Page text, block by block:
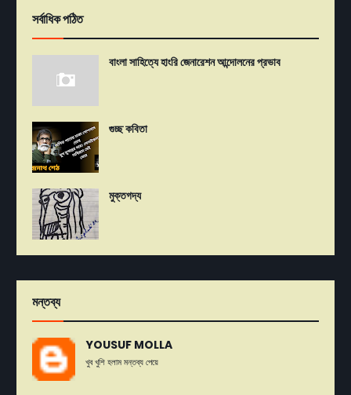
সর্বাধিক পঠিত
বাংলা সাহিত্যে হাংরি জেনারেশন আন্দোলনের প্রভাব
গুচ্ছ কবিতা
মুক্তগদ্য
মন্তব্য
YOUSUF MOLLA
খুব খুশি হলাম মন্তব্য পেয়ে